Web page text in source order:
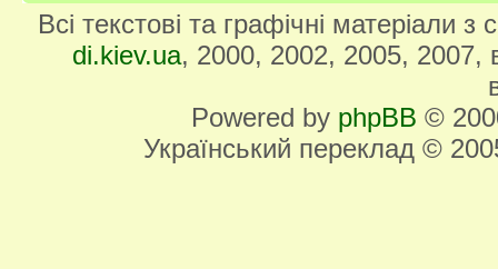
Всі текстові та графічні матеріали
di.kiev.ua, 2000, 2002, 2005, 2007,
Powered by phpBB ©
Український переклад ©